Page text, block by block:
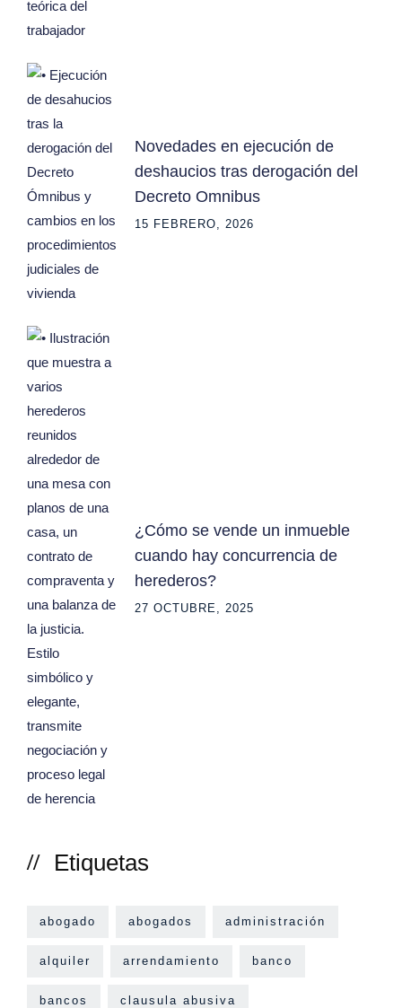
Novedades en ejecución de
deshaucios tras derogación del
Decreto Omnibus
15 FEBRERO, 2026
¿Cómo se vende un inmueble
cuando hay concurrencia de
herederos?
27 OCTUBRE, 2025
Etiquetas
abogado abogados administración
alquiler arrendamiento banco
bancos clausula abusiva